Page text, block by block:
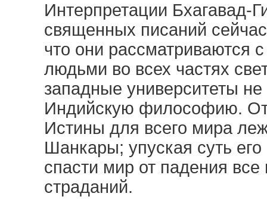
Интерпретации Бхагавад-
священных писаний
что они рассматриваются
людьми во всех частях
западные университеты
Индийскую философию.
Истины для всего мира
Шанкары; упуская суть
спасти мир от падения
страданий.